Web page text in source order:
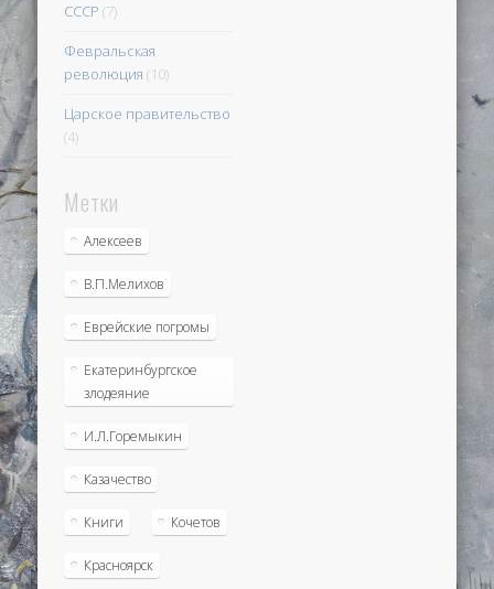
СССР (7)
Февральская
революция (10)
Царское правительство
(4)
Метки
Алексеев
В.П.Мелихов
Еврейские погромы
Екатеринбургское
злодеяние
И.Л.Горемыкин
Казачество
Книги Кочетов
Красноярск